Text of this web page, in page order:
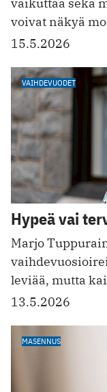
voivat näkyä
15.5.2026
VAIHDEVUODET
Hypeä vai
Marjo
leviää, mutta
13.5.2026
MASENNUS